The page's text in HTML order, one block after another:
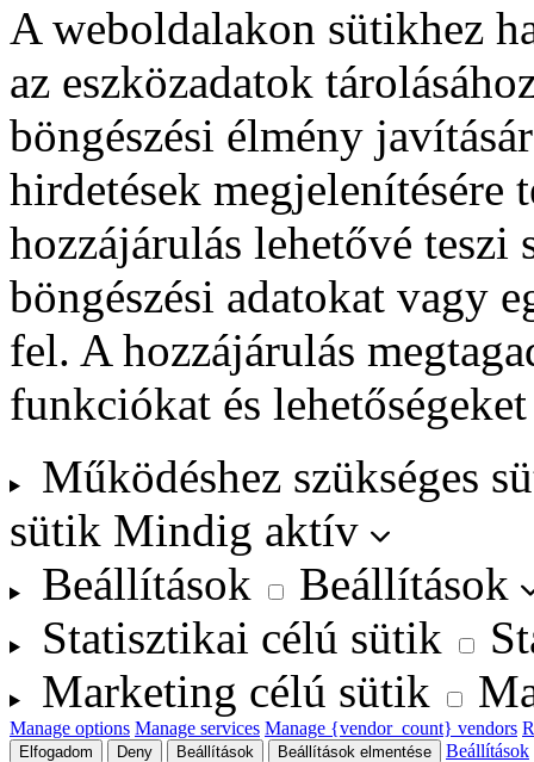
A weboldalakon sütikhez
az eszközadatok
böngészési élmény
hirdetések megjelenítésére
hozzájárulás lehetővé
böngészési adatokat vagy
fel. A hozzájárulás
funkciókat és
Működéshez szükséges
sütik Mindig aktív
Beállítások
Beállítások
Statisztikai célú sütik
Marketing célú sütik
Manage options Manage services Manage {vendor_count} vendors
Elfogadom Deny Beállítások Beállítások elmentése
Beállítások